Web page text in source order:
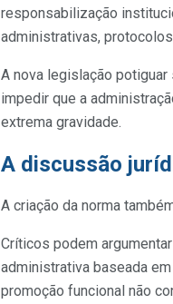
responsabilização
administrativas,
A nova legislação
impedir que a
extrema gravidade.
A discussão
A criação da norma
Críticos podem
administrativa baseada
promoção funcional não